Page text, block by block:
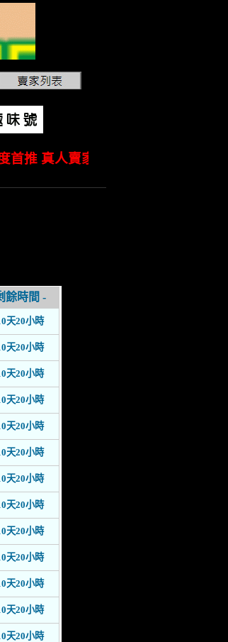
首推 真人賣家認證標章，真人認證賣
餘時間 -
天20小時
天20小時
天20小時
天20小時
天20小時
天20小時
天20小時
天20小時
天20小時
天20小時
天20小時
天20小時
天20小時